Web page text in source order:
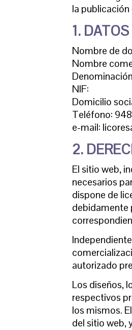
la publicación
1.
Nombre de
Nombre
NIF:
Domicilio
Teléfono:
e-mail:
2.
El sitio web,
necesarios
dispone de
debidamente
autorizado
Los diseños,
respectivos
los mismos.
del sitio web,